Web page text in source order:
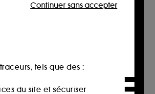
EAU DE PARFUM
tels que des :
du site et sécuriser
Continuer sans accepter